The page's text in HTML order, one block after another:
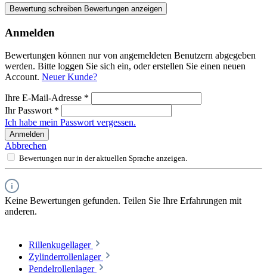
Bewertung schreiben Bewertungen anzeigen
Anmelden
Bewertungen können nur von angemeldeten Benutzern abgegeben
werden. Bitte loggen Sie sich ein, oder erstellen Sie einen neuen
Account. Neuer Kunde?
Ihre E-Mail-Adresse *
Ihr Passwort *
Ich habe mein Passwort vergessen.
Anmelden
Abbrechen
Bewertungen nur in der aktuellen Sprache anzeigen.
Keine Bewertungen gefunden. Teilen Sie Ihre Erfahrungen mit
anderen.
Rillenkugellager
Zylinderrollenlager
Pendelrollenlager